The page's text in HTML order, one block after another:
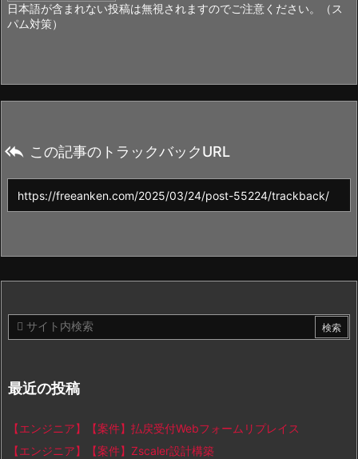
日本語が含まれない投稿は無視されますのでご注意ください。（ス
パム対策）
 この記事のトラックバックURL
最近の投稿
【エンジニア】【案件】払戻受付Webフォームリプレイス
【エンジニア】【案件】Zscaler設計構築